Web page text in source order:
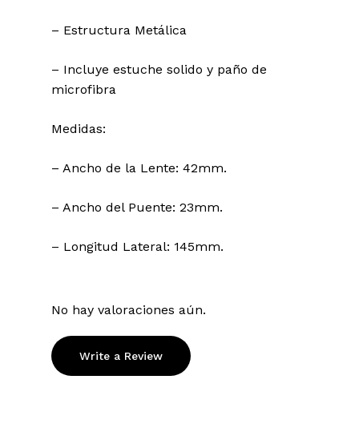
– Estructura Metálica
– Incluye estuche solido y paño de
microfibra
Medidas:
– Ancho de la Lente: 42mm.
– Ancho del Puente: 23mm.
– Longitud Lateral: 145mm.
No hay valoraciones aún.
Write a Review